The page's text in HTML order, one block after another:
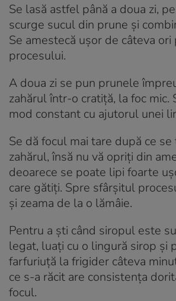
Se lasă astfel până a doua zi,
scurge sucul din prune și
Se amestecă ușor de câteva
procesului.
A doua zi se pun prunele
zahărul într-o cratiță, la foc mic.
mod constant cu ajutorul unei
Se dă focul mai tare după ce
zahărul, însă nu vă opriți din
deoarece se poate lipi foarte
care gătiți. Spre sfârșitul
și zeama de la o lămâie.
Pentru a ști când siropul este
legat, luați cu o lingură sirop și
farfuriuță la frigider câteva
ce s-a răcit are consistența
focul.